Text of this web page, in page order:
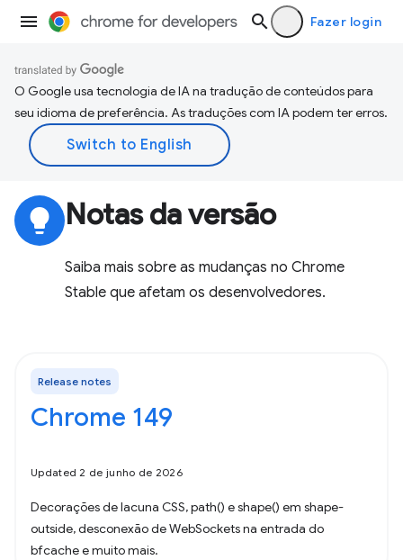
Fazer login
O Google usa tecnologia de IA na tradução de conteúdos para
seu idioma de preferência. As traduções com IA podem ter erros.
lightbulb Notas da versão
Saiba mais sobre as mudanças no Chrome
Stable que afetam os desenvolvedores.
Release notes
Chrome 149
Updated 2 de junho de 2026
Decorações de lacuna CSS, path() e shape() em shape-
outside, desconexão de WebSockets na entrada do
bfcache e muito mais.